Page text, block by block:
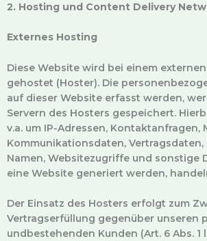
2. Hosting und Content Delivery
Externes Hosting
Diese Website wird bei einem
gehostet (Hoster). Die
auf dieser Website erfasst werden,
Servern des Hosters gespeichert.
v.a. um IP-Adressen, Kontaktanfragen,
Kommunikationsdaten,
Namen, Websitezugriffe und sonstige
eine Website generiert werden,
Der Einsatz des Hosters erfolgt zum
Vertragserfüllung gegenüber unseren
undbestehenden Kunden (Art. 6 Abs. 1